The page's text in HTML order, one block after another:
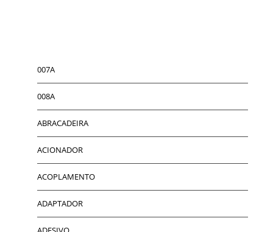
007A
008A
ABRACADEIRA
ACIONADOR
ACOPLAMENTO
ADAPTADOR